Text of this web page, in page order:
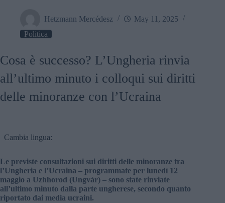
Hetzmann Mercédesz
May 11, 2025
Politica
Cosa è successo? L’Ungheria rinvia
all’ultimo minuto i colloqui sui diritti
delle minoranze con l’Ucraina
Cambia lingua:
Le previste consultazioni sui diritti delle minoranze tra
l’Ungheria e l’Ucraina – programmate per lunedì 12
maggio a Uzhhorod (Ungvár) – sono state rinviate
all’ultimo minuto dalla parte ungherese, secondo quanto
riportato dai media ucraini.